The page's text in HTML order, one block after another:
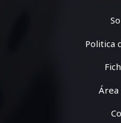
Politica
Área